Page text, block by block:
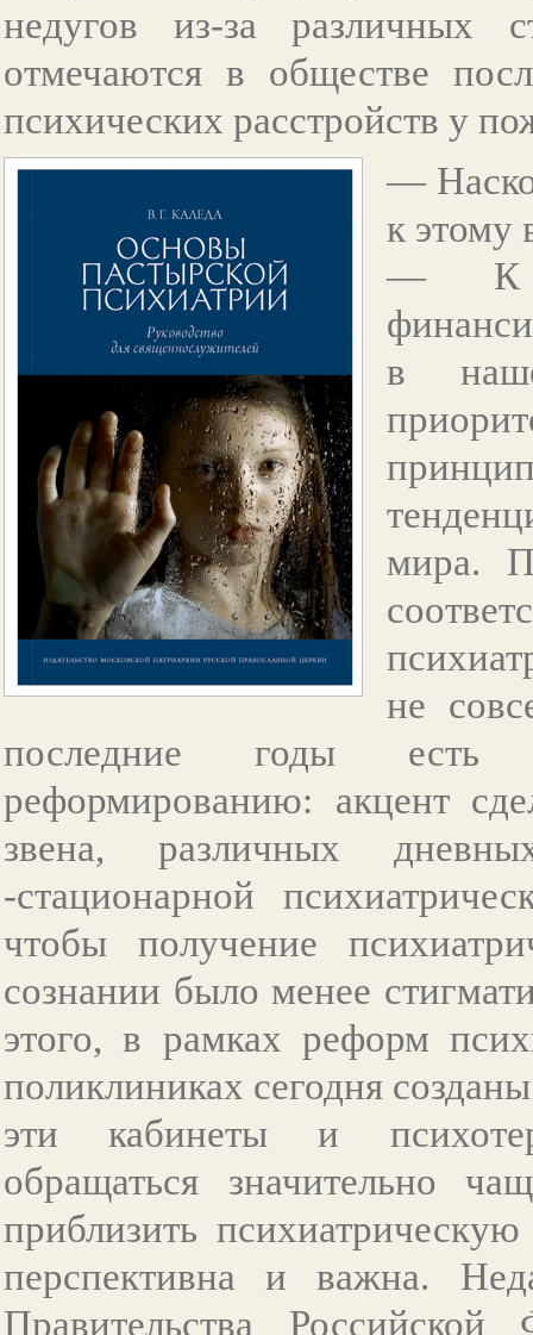
недугов из-за различных
отмечаются в обществе
психических расстройств у
—
к этому
— К
в
мира.
не
последние годы есть
реформированию: акцент
звена, различных
-стационарной
чтобы получение
сознании было менее
этого, в рамках реформ
поликлиниках сегодня
эти кабинеты и
обращаться значительно
приблизить
перспективна и важна.
Правительства